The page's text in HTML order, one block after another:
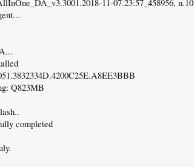
11-07.23:57_458956, n.10
Q823MB
completed